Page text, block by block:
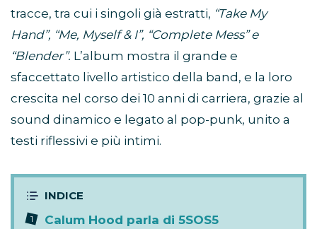
tracce, tra cui i singoli già estratti, “Take My
Hand”, “Me, Myself & I”, “Complete Mess” e
“Blender”. L’album mostra il grande e
sfaccettato livello artistico della band, e la loro
crescita nel corso dei 10 anni di carriera, grazie al
sound dinamico e legato al pop-punk, unito a
testi riflessivi e più intimi.
Calum Hood parla di 5SOS5